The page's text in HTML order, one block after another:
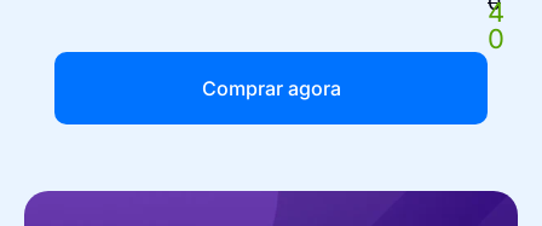
4
0
Comprar agora